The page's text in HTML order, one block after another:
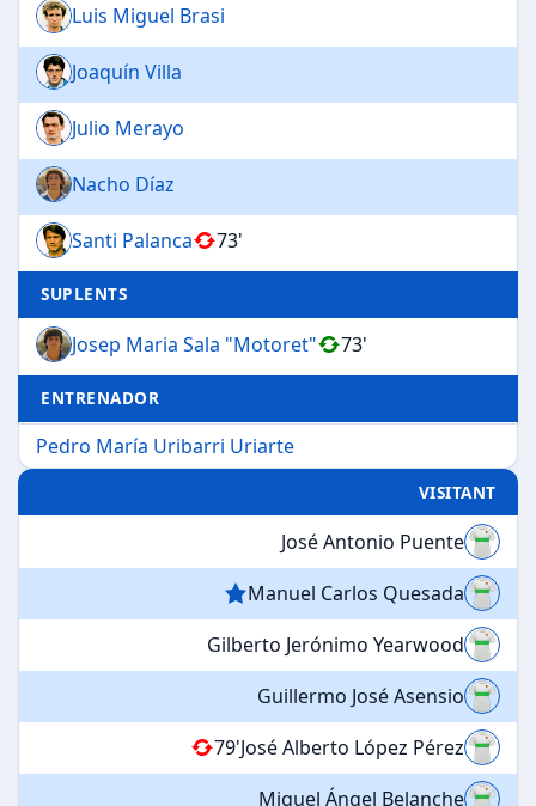
Luis Miguel Brasi
Joaquín Villa
Julio Merayo
Nacho Díaz
Santi Palanca 73'
SUPLENTS
Josep Maria Sala "Motoret" 73'
ENTRENADOR
Pedro María Uribarri Uriarte
VISITANT
José Antonio Puente
Manuel Carlos Quesada
Gilberto Jerónimo Yearwood
Guillermo José Asensio
79'José Alberto López Pérez
Miguel Ángel Belanche